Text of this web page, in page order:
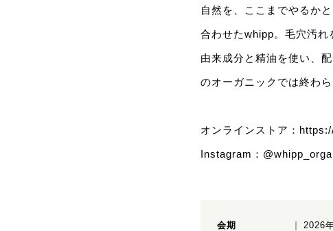
自然を、ここまでやるか
合わせたwhipp。毛穴汚
由来成分と精油を使い、
のオーガニックでは終わら
オンラインストア：
Instagram：
会期
2026